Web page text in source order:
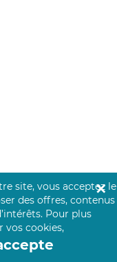
site, vous acceptez le
des offres, contenus
Pour plus
vos cookies,
✕